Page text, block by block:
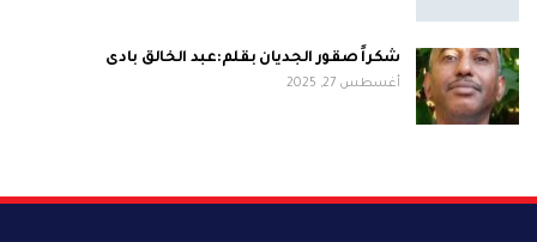
شكراً صقور الجديان بقلم:عبد الخالق بادى
أغسطس 27, 2025